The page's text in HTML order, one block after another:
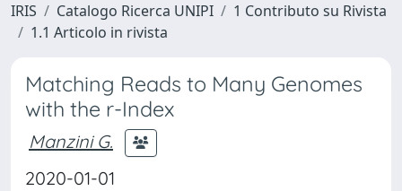
IRIS Catalogo Ricerca UNIPI
1 Contributo su Rivista
1.1 Articolo in rivista
Matching Reads to Many Genomes
with the r-Index
Manzini G.
2020-01-01